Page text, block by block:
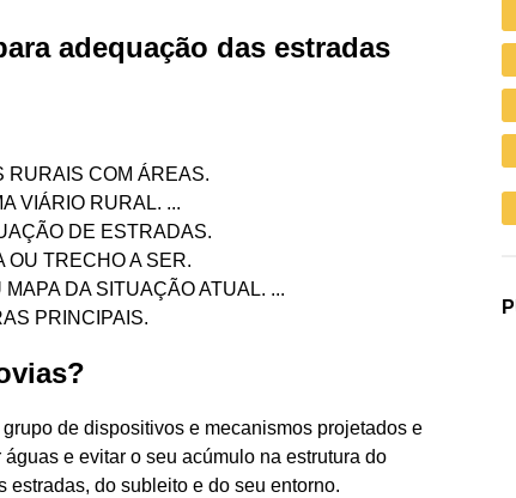
adequação das estradas
RURAIS COM ÁREAS.
VIÁRIO RURAL. ...
DE ESTRADAS.
OU TRECHO A SER.
DA SITUAÇÃO ATUAL. ...
PRINCIPAIS.
de dispositivos e mecanismos projetados e
e evitar o seu acúmulo na estrutura do
do subleito e do seu entorno.